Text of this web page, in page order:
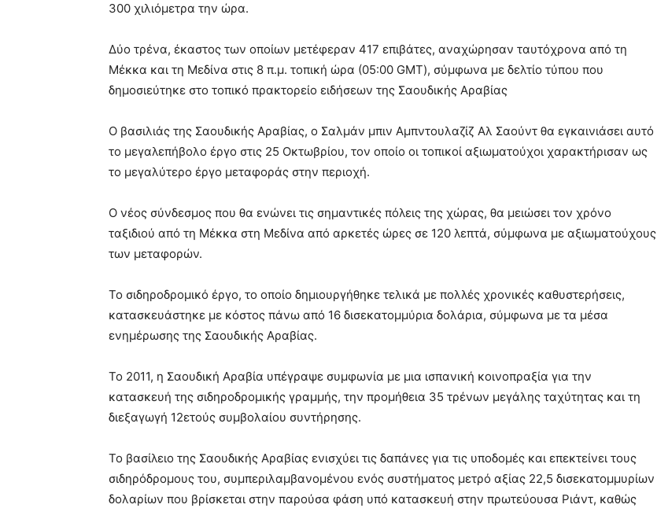
300 χιλιόμετρα την ώρα.
Δύο τρένα, έκαστος των οποίων μετέφεραν 417 επιβάτες, αναχώρησαν ταυτόχρονα από τη
Μέκκα και τη Μεδίνα στις 8 π.μ. τοπική ώρα (05:00 GMT), σύμφωνα με δελτίο τύπου που
δημοσιεύτηκε στο τοπικό πρακτορείο ειδήσεων της Σαουδικής Αραβίας
Ο βασιλιάς της Σαουδικής Αραβίας, ο Σαλμάν μπιν Αμπντουλαζίζ Αλ Σαούντ θα εγκαινιάσει αυτό
το μεγαλεπήβολο έργο στις 25 Οκτωβρίου, τον οποίο οι τοπικοί αξιωματούχοι χαρακτήρισαν ως
το μεγαλύτερο έργο μεταφοράς στην περιοχή.
Ο νέος σύνδεσμος που θα ενώνει τις σημαντικές πόλεις της χώρας, θα μειώσει τον χρόνο
ταξιδιού από τη Μέκκα στη Μεδίνα από αρκετές ώρες σε 120 λεπτά, σύμφωνα με αξιωματούχους
των μεταφορών.
Το σιδηροδρομικό έργο, το οποίο δημιουργήθηκε τελικά με πολλές χρονικές καθυστερήσεις,
κατασκευάστηκε με κόστος πάνω από 16 δισεκατομμύρια δολάρια, σύμφωνα με τα μέσα
ενημέρωσης της Σαουδικής Αραβίας.
Το 2011, η Σαουδική Αραβία υπέγραψε συμφωνία με μια ισπανική κοινοπραξία για την
κατασκευή της σιδηροδρομικής γραμμής, την προμήθεια 35 τρένων μεγάλης ταχύτητας και τη
διεξαγωγή 12ετούς συμβολαίου συντήρησης.
Το βασίλειο της Σαουδικής Αραβίας ενισχύει τις δαπάνες για τις υποδομές και επεκτείνει τους
σιδηρόδρομους του, συμπεριλαμβανομένου ενός συστήματος μετρό αξίας 22,5 δισεκατομμυρίων
δολαρίων που βρίσκεται στην παρούσα φάση υπό κατασκευή στην πρωτεύουσα Ριάντ, καθώς